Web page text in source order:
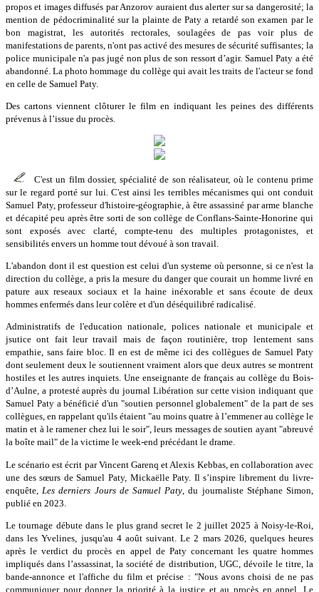
propos et images diffusés par Anzorov auraient dus alerter sur sa dangerosité; la
mention de pédocriminalité sur la plainte de Paty a retardé son examen par le
bon magistrat, les autorités rectorales, soulagées de pas voir plus de
manifestations de parents, n'ont pas activé des mesures de sécurité suffisantes; la
police municipale n'a pas jugé non plus de son ressort d’agir. Samuel Paty a été
abandonné. La photo hommage du collège qui avait les traits de l'acteur se fond
en celle de Samuel Paty.
Des cartons viennent clôturer le film en indiquant les peines des différents
prévenus à l’issue du procès.
C'est un film dossier, spécialité de son réalisateur, où le contenu prime
sur le regard porté sur lui. C'est ainsi les terribles mécanismes qui ont conduit
Samuel Paty, professeur d'histoire-géographie, à être assassiné par arme blanche
et décapité peu après être sorti de son collège de Conflans-Sainte-Honorine qui
sont exposés avec clarté, compte-tenu des multiples protagonistes, et
sensibilités envers un homme tout dévoué à son travail.
L'abandon dont il est question est celui d'un systeme où personne, si ce n'est la
direction du collège, a pris la mesure du danger que courait un homme livré en
pature aux reseaux sociaux et la haine inéxorable et sans écoute de deux
hommes enfermés dans leur colère et d'un déséquilibré radicalisé.
Administratifs de l'education nationale, polices nationale et municipale et
jsutice ont fait leur travail mais de façon routinière, trop lentement sans
empathie, sans faire bloc. Il en est de même ici des collègues de Samuel Paty
dont seulement deux le soutiennent vraiment alors que deux autres se montrent
hostiles et les autres inquiets. Une enseignante de français au collège du Bois-
d’Aulne, a protesté auprès du journal Libération sur cette vision indiquant que
Samuel Paty a bénéficié d'un "soutien personnel globalement" de la part de ses
collègues, en rappelant qu'ils étaient "au moins quatre à l’emmener au collège le
matin et à le ramener chez lui le soir", leurs messages de soutien ayant "abreuvé
la boîte mail" de la victime le week-end précédant le drame.
Le scénario est écrit par Vincent Garenq et Alexis Kebbas, en collaboration avec
une des sœurs de Samuel Paty, Mickaëlle Paty. Il s’inspire librement du livre-
enquête, Les derniers Jours de Samuel Paty , du journaliste Stéphane Simon,
publié en 2023.
Le tournage débute dans le plus grand secret le 2 juillet 2025 à Noisy-le-Roi,
dans les Yvelines, jusqu'au 4 août suivant. Le 2 mars 2026, quelques heures
après le verdict du procès en appel de Paty concernant les quatre hommes
impliqués dans l’assassinat, la société de distribution, UGC, dévoile le titre, la
bande-annonce et l'affiche du film et précise : "Nous avons choisi de ne pas
communiquer pour donner la priorité à la justice et au procès en appel. Le